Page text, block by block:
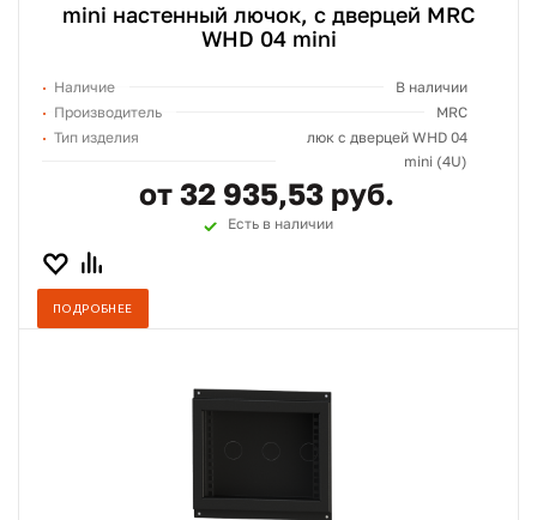
mini настенный лючок, с дверцей MRC
WHD 04 mini
Наличие
В наличии
Производитель
MRC
Тип изделия
люк с дверцей WHD 04
mini (4U)
от 32 935,53 руб.
Есть в наличии
ПОДРОБНЕЕ